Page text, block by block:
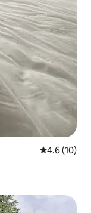
Calificación
4.6 (10)